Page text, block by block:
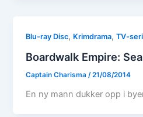
Blu-ray Disc, Krimdrama,TV-
Boardwalk Empire:
Captain Charisma /21/08/2014
En ny mann dukker opp i